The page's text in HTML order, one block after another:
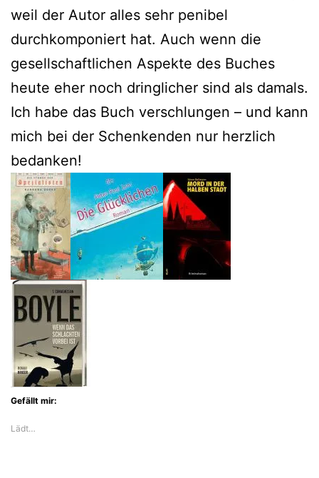
weil der Autor alles sehr penibel
durchkomponiert hat. Auch wenn die
gesellschaftlichen Aspekte des Buches
heute eher noch dringlicher sind als damals.
Ich habe das Buch verschlungen – und kann
mich bei der Schenkenden nur herzlich
bedanken!
Gefällt mir:
Lädt…